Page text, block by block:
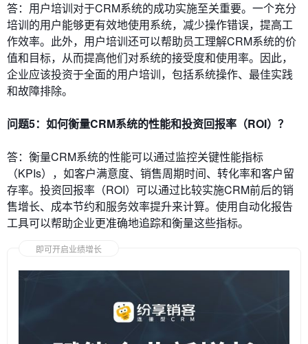
答：用户培训对于CRM系统的成功实施至关重要。一个充分
培训的用户能够更有效地使用系统，减少操作错误，提高工
作效率。此外，用户培训还可以帮助员工理解CRM系统的价
值和目标，从而提高他们对系统的接受度和使用率。因此，
企业应该投资于全面的用户培训，包括系统操作、最佳实践
和故障排除。
问题5：如何衡量CRM系统的性能和投资回报率（ROI）？
答：衡量CRM系统的性能可以通过监控关键性能指标
（KPIs），如客户满意度、销售周期时间、转化率和客户留
存率。投资回报率（ROI）可以通过比较实施CRM前后的销
售增长、成本节约和服务效率提升来计算。使用自动化报告
工具可以帮助企业更准确地追踪和衡量这些指标。
即可开启业绩增长